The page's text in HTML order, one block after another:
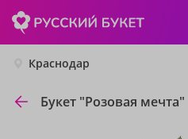
Краснодар
Букет "Розовая мечта"